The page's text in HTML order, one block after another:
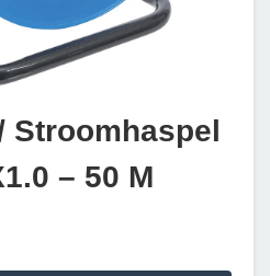
Stroomhaspel
– 50 M